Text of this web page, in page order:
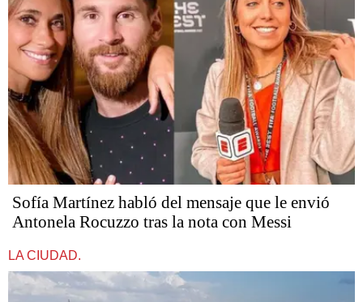
Sofía Martínez habló del mensaje que le envió
Antonela Rocuzzo tras la nota con Messi
LA CIUDAD.